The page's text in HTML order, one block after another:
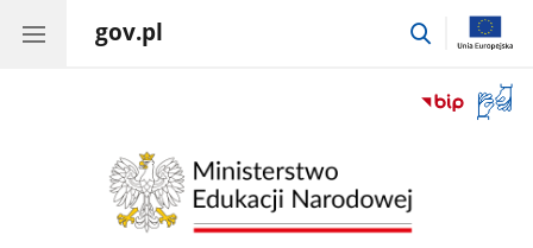
gov.pl
przejdź
okno